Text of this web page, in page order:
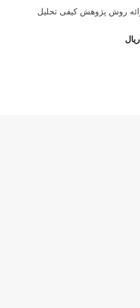
روش پژوهش کیفی تحلیل
ریال